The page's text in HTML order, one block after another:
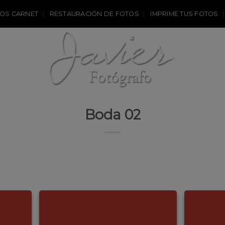
CARNET RESTAURACIÓN DE FOTOS IMPRIME TUS FOTOS
Boda 02